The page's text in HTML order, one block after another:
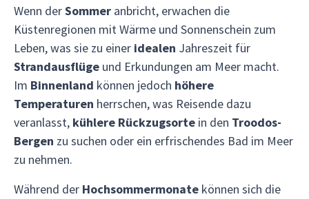
Wenn derSommer anbricht, erwachen die
Küstenregionen mit Wärme und Sonnenschein zum
Leben, was sie zu einer idealen Jahreszeit für
Strandausflüge und Erkundungen am Meer macht.
Im Binnenland können jedoch höhere
Temperaturen herrschen, was Reisende dazu
veranlasst, kühlere Rückzugsorte in den Troodos-
Bergen zu suchen oder ein erfrischendes Bad im Meer
zu nehmen.
Während der Hochsommermonate können sich die